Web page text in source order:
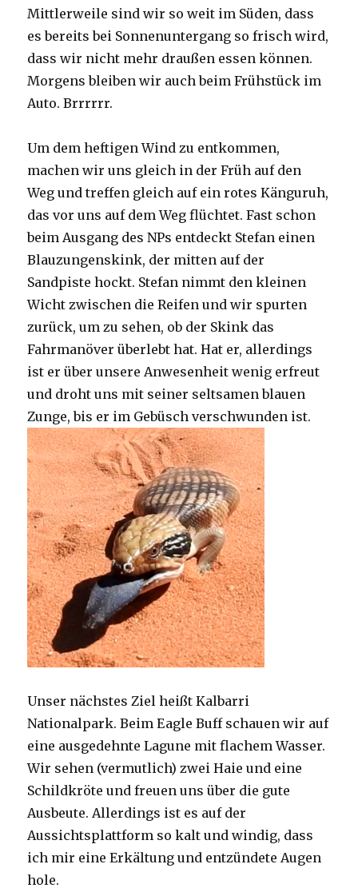
Mittlerweile sind wir so weit im Süden, dass
es bereits bei Sonnenuntergang so frisch wird,
dass wir nicht mehr draußen essen können.
Morgens bleiben wir auch beim Frühstück im
Auto. Brrrrrr.
Um dem heftigen Wind zu entkommen,
machen wir uns gleich in der Früh auf den
Weg und treffen gleich auf ein rotes Känguruh,
das vor uns auf dem Weg flüchtet. Fast schon
beim Ausgang des NPs entdeckt Stefan einen
Blauzungenskink, der mitten auf der
Sandpiste hockt. Stefan nimmt den kleinen
Wicht zwischen die Reifen und wir spurten
zurück, um zu sehen, ob der Skink das
Fahrmanöver überlebt hat. Hat er, allerdings
ist er über unsere Anwesenheit wenig erfreut
und droht uns mit seiner seltsamen blauen
Zunge, bis er im Gebüsch verschwunden ist.
Unser nächstes Ziel heißt Kalbarri
Nationalpark. Beim Eagle Buff schauen wir auf
eine ausgedehnte Lagune mit flachem Wasser.
Wir sehen (vermutlich) zwei Haie und eine
Schildkröte und freuen uns über die gute
Ausbeute. Allerdings ist es auf der
Aussichtsplattform so kalt und windig, dass
ich mir eine Erkältung und entzündete Augen
hole.